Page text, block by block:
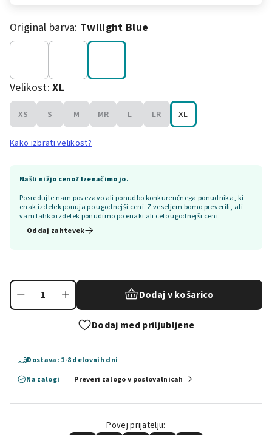
Original barva: Twilight Blue
Velikost:XL
XS S M MR L LR XL
Kako izbrati velikost?
Našli nižjo ceno? Izenačimo jo.
Posredujte nam povezavo ali ponudbo konkurenčnega ponudnika, ki
enak izdelek ponuja po ugodnejši ceni. Z veseljem bomo preverili, ali
vam lahko izdelek ponudimo po enaki ali celo ugodnejši ceni.
Oddaj zahtevek
Dodaj v košarico
Dodaj med priljubljene
Dostava: 1-8 delovnih dni
Na zalogi
Preveri zalogo v poslovalnicah
Povej prijatelju: